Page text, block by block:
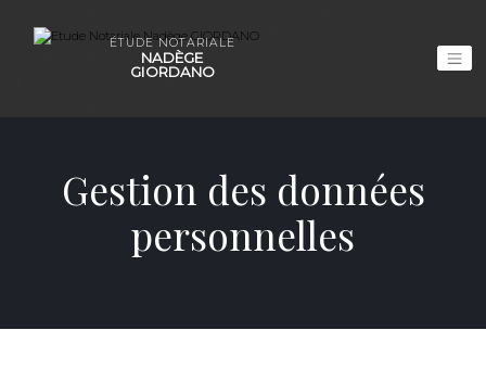
ÉTUDE NOTARIALE
NADÈGE
GIORDANO
Gestion des données
personnelles